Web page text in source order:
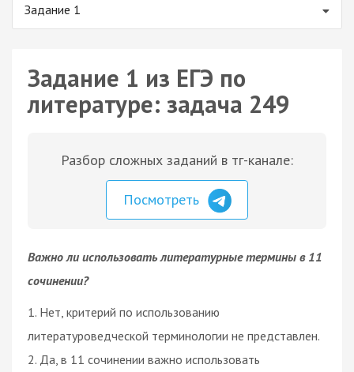
Задание 1
Задание 1 из ЕГЭ по
литературе: задача 249
Разбор сложных заданий в тг-канале:
Посмотреть
Важно ли использовать литературные термины в 11
сочинении?
1. Нет, критерий по использованию
литературоведческой терминологии не представлен.
2. Да, в 11 сочинении важно использовать